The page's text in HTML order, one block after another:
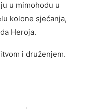
u mimohodu u
kolone sjećanja,
Heroja.
i druženjem.